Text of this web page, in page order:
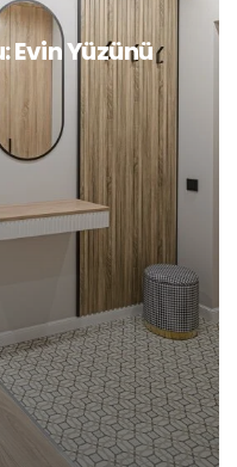
Evin Yüzünü